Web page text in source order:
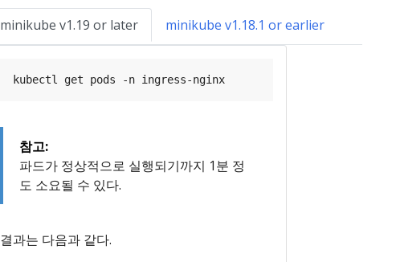
minikube v1.19 or later minikube v1.18.1 or earlier
kubectl get pods -n ingress-nginx
참고:
파드가 정상적으로 실행되기까지 1분 정
도 소요될 수 있다.
결과는 다음과 같다.